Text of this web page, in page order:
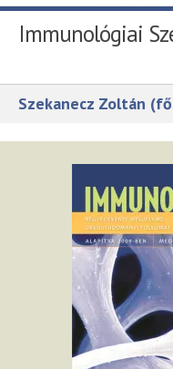
Immunológiai
Szekanecz Zoltán
Akciók
Hírek